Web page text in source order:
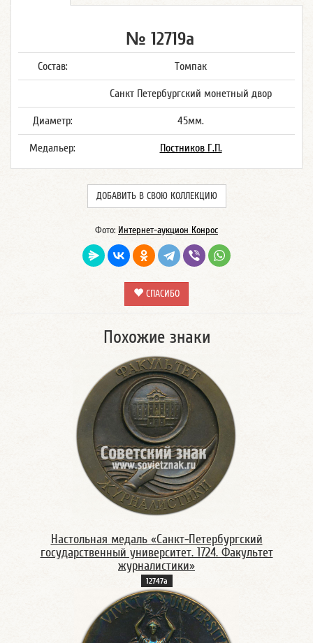
№ 12719а
Состав: Томпак
Санкт Петербургский монетный двор
Диаметр: 45мм.
Медальер: Постников Г.П.
ДОБАВИТЬ В СВОЮ КОЛЛЕКЦИЮ
Фото: Интернет-аукцион Конрос
СПАСИБО
Похожие знаки
Настольная медаль «Санкт-Петербургский
государственный университет. 1724. Факультет
журналистики»
12747а